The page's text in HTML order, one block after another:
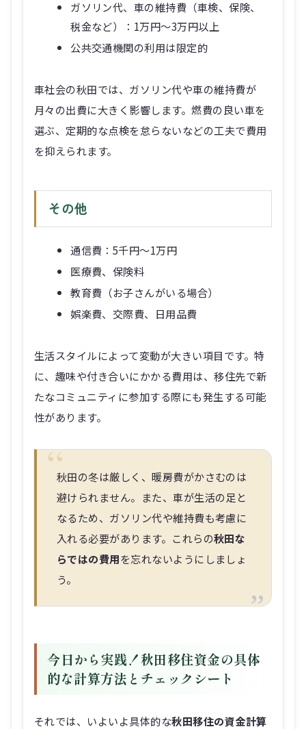
ガソリン代、車の維持費（車検、保険、
税金など）：1万円～3万円以上
公共交通機関の利用は限定的
車社会の秋田では、ガソリン代や車の維持費が
月々の出費に大きく影響します。燃費の良い車を
選ぶ、定期的な点検を怠らないなどの工夫で費用
を抑えられます。
その他
通信費：5千円～1万円
医療費、保険料
教育費（お子さんがいる場合）
娯楽費、交際費、日用品費
生活スタイルによって変動が大きい項目です。特
に、趣味や付き合いにかかる費用は、移住先で新
たなコミュニティに参加する際にも発生する可能
性があります。
秋田の冬は厳しく、暖房費がかさむのは
避けられません。また、車が生活の足と
なるため、ガソリン代や維持費も考慮に
入れる必要があります。これらの秋田な
らではの費用を忘れないようにしましょ
う。
今日から実践！秋田移住資金の具体
的な計算方法とチェックシート
それでは、いよいよ具体的な秋田移住の資金計算